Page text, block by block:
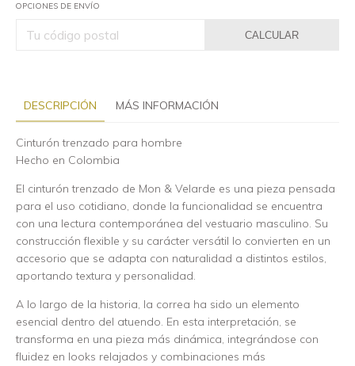
OPCIONES DE ENVÍO
CALCULAR
DESCRIPCIÓN MÁS INFORMACIÓN
Cinturón trenzado para hombre
Hecho en Colombia
El cinturón trenzado de Mon & Velarde es una pieza pensada
para el uso cotidiano, donde la funcionalidad se encuentra
con una lectura contemporánea del vestuario masculino. Su
construcción flexible y su carácter versátil lo convierten en un
accesorio que se adapta con naturalidad a distintos estilos,
aportando textura y personalidad.
A lo largo de la historia, la correa ha sido un elemento
esencial dentro del atuendo. En esta interpretación, se
transforma en una pieza más dinámica, integrándose con
fluidez en looks relajados y combinaciones más